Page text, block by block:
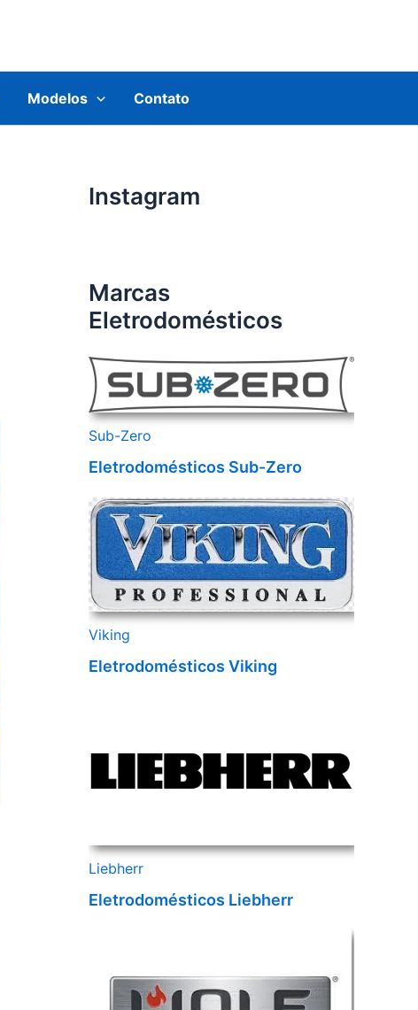
Modelos Contato
Instagram
Marcas
Eletrodomésticos
Sub-Zero
Eletrodomésticos Sub-Zero
Viking
Eletrodomésticos Viking
Liebherr
Eletrodomésticos Liebherr